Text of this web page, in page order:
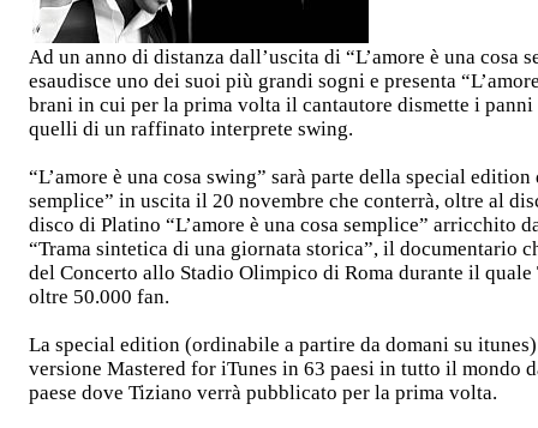
Ad un anno di distanza dall’uscita di “L’amore è una cosa
esaudisce uno dei suoi più grandi sogni e presenta
brani in cui per la prima volta il cantautore dismette i
quelli di un raffinato interprete swing.
“L’amore è una cosa swing” sarà parte della special edition
semplice” in uscita il 20 novembre che conterrà, oltre al
disco di Platino “L’amore è una cosa semplice” arricchito
“Trama sintetica di una giornata storica”, il documentario
del Concerto allo Stadio Olimpico di Roma durante il
oltre 50.000 fan.
La special edition (ordinabile a partire da domani su
versione Mastered for iTunes in 63 paesi in tutto il mondo
paese dove Tiziano verrà pubblicato per la prima volta.